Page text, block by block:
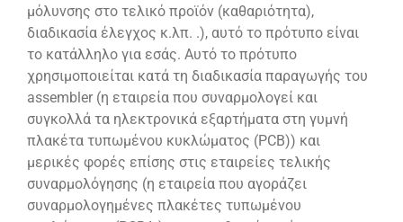
μόλυνσης στο τελικό προϊόν (καθαριότητα),
διαδικασία έλεγχος κ.λπ. .), αυτό το πρότυπο είναι
το κατάλληλο για εσάς. Αυτό το πρότυπο
χρησιμοποιείται κατά τη διαδικασία παραγωγής του
assembler (η εταιρεία που συναρμολογεί και
συγκολλά τα ηλεκτρονικά εξαρτήματα στη γυμνή
πλακέτα τυπωμένου κυκλώματος (PCB)) και
μερικές φορές επίσης στις εταιρείες τελικής
συναρμολόγησης (η εταιρεία που αγοράζει
συναρμολογημένες πλακέτες τυπωμένου